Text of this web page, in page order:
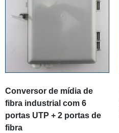
Conversor de mídia de
fibra industrial com 6
portas UTP + 2 portas de
fibra